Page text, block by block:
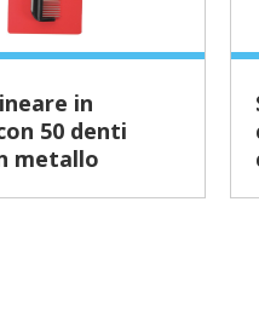
50 denti
metallo